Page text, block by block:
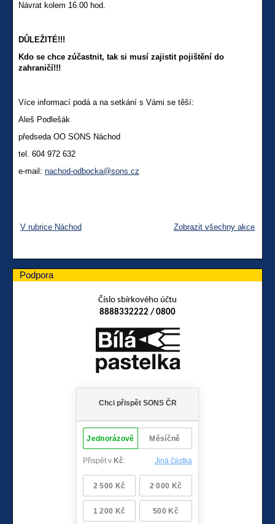
Návrat kolem 16.00 hod.
DŮLEŽITÉ!!!
Kdo se chce zúčastnit, tak si musí zajistit pojištění do
zahraničí!!!
Více informací podá a na setkání s Vámi se těší:
Aleš Podlešák
předseda OO SONS Náchod
tel. 604 972 632
e-mail: nachod-odbocka@sons.cz
V rubrice Náchod Zobrazit všechny akce
Podpora
Číslo sbírkového účtu
8888332222 / 0800